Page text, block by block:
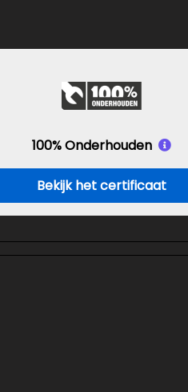
100% Onderhouden
Bekijk het certificaat